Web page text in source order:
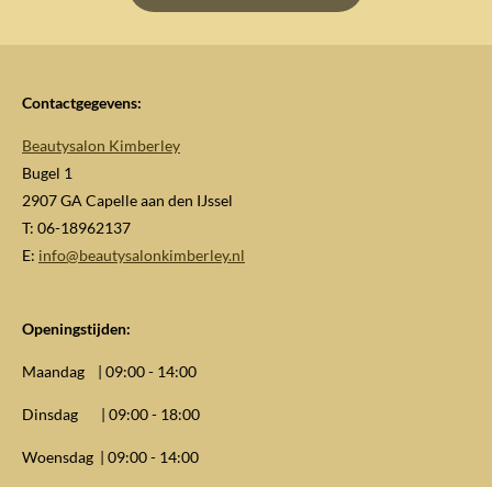
Contactgegevens:
Beautysalon Kimberley
Bugel 1
2907 GA Capelle aan den IJssel
T: 06-18962137
E: info@beautysalonkimberley.nl
Openingstijden:
Maandag | 09:00 - 14:00
Dinsdag | 09:00 - 18:00
Woensdag | 09:00 - 14:00